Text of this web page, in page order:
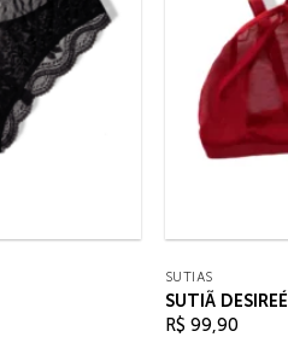
SUTIÃS
SUTIÃ DESIREÉ
R$ 99,90